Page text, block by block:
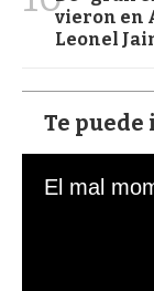
vieron en
Leonel
Te